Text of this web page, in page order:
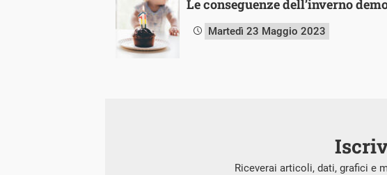
Le conseguenze dell’inverno
Martedì 23 Maggio 2023
Riceverai articoli, dati, grafici e